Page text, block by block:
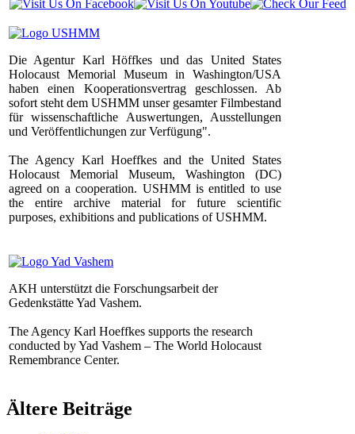
Die Agentur Karl Höffkes und das United States
Holocaust Memorial Museum in Washington/USA
haben einen Kooperationsvertrag geschlossen. Ab
sofort steht dem USHMM unser gesamter Filmbestand
für wissenschaftliche Auswertungen, Ausstellungen
und Veröffentlichungen zur Verfügung".
The Agency Karl Hoeffkes and the United States
Holocaust Memorial Museum, Washington (DC)
agreed on a cooperation. USHMM is entitled to use
the entire archive material for future scientific
purposes, exhibitions and publications of USHMM.
AKH unterstützt die Forschungsarbeit der
Gedenkstätte Yad Vashem.
The Agency Karl Hoeffkes supports the research
conducted by Yad Vashem – The World Holocaust
Remembrance Center.
Ältere Beiträge